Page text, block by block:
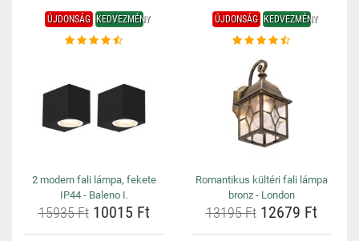
ÚJDONSÁG KEDVEZMÉNY
2 modern fali lámpa, fekete
IP44 - Baleno I.
15935 Ft10015 Ft
ÚJDONSÁG KEDVEZMÉNY
Romantikus kültéri fali lámpa
bronz - London
13195 Ft12679 Ft